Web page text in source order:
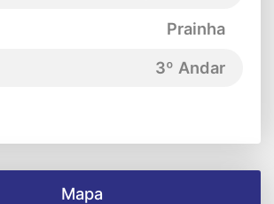
Prainha
3º Andar
Mapa